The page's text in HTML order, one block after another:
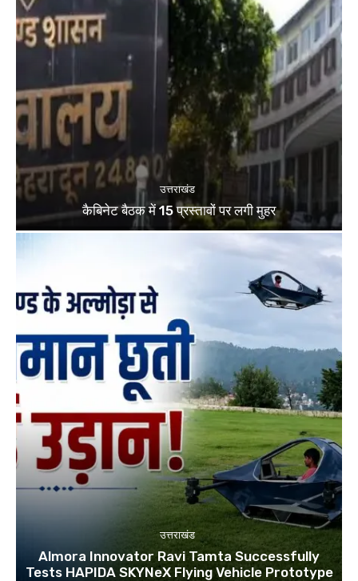
उत्तराखंड
कैबिनेट बैठक में 15 प्रस्तावों पर लगी मुहर
उत्तराखंड
Almora Innovator Ravi Tamta Successfully
Tests HAPIDA SKYNeX Flying Vehicle Prototype